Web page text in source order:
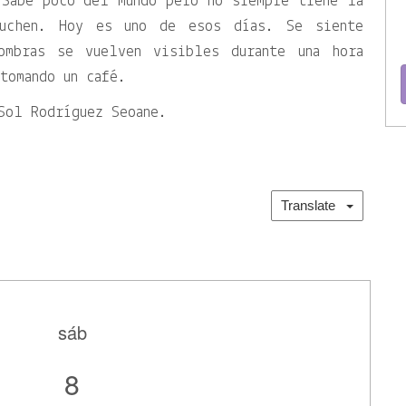
Hoy es uno de esos días. Se siente
se vuelven visibles durante una hora
un café.
Rodríguez Seoane.
Translate
sáb
8